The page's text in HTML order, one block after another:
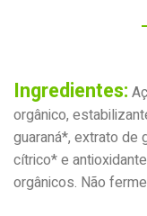
Ingredientes:
orgânico,
guaraná*, extrato de
cítrico* e
orgânicos. Não